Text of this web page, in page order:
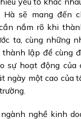
sẽ mang đến
nắm rõ khi
ta, cùng những
lập để cùng
sự hoạt động của
ngày một cao của
nghề kinh